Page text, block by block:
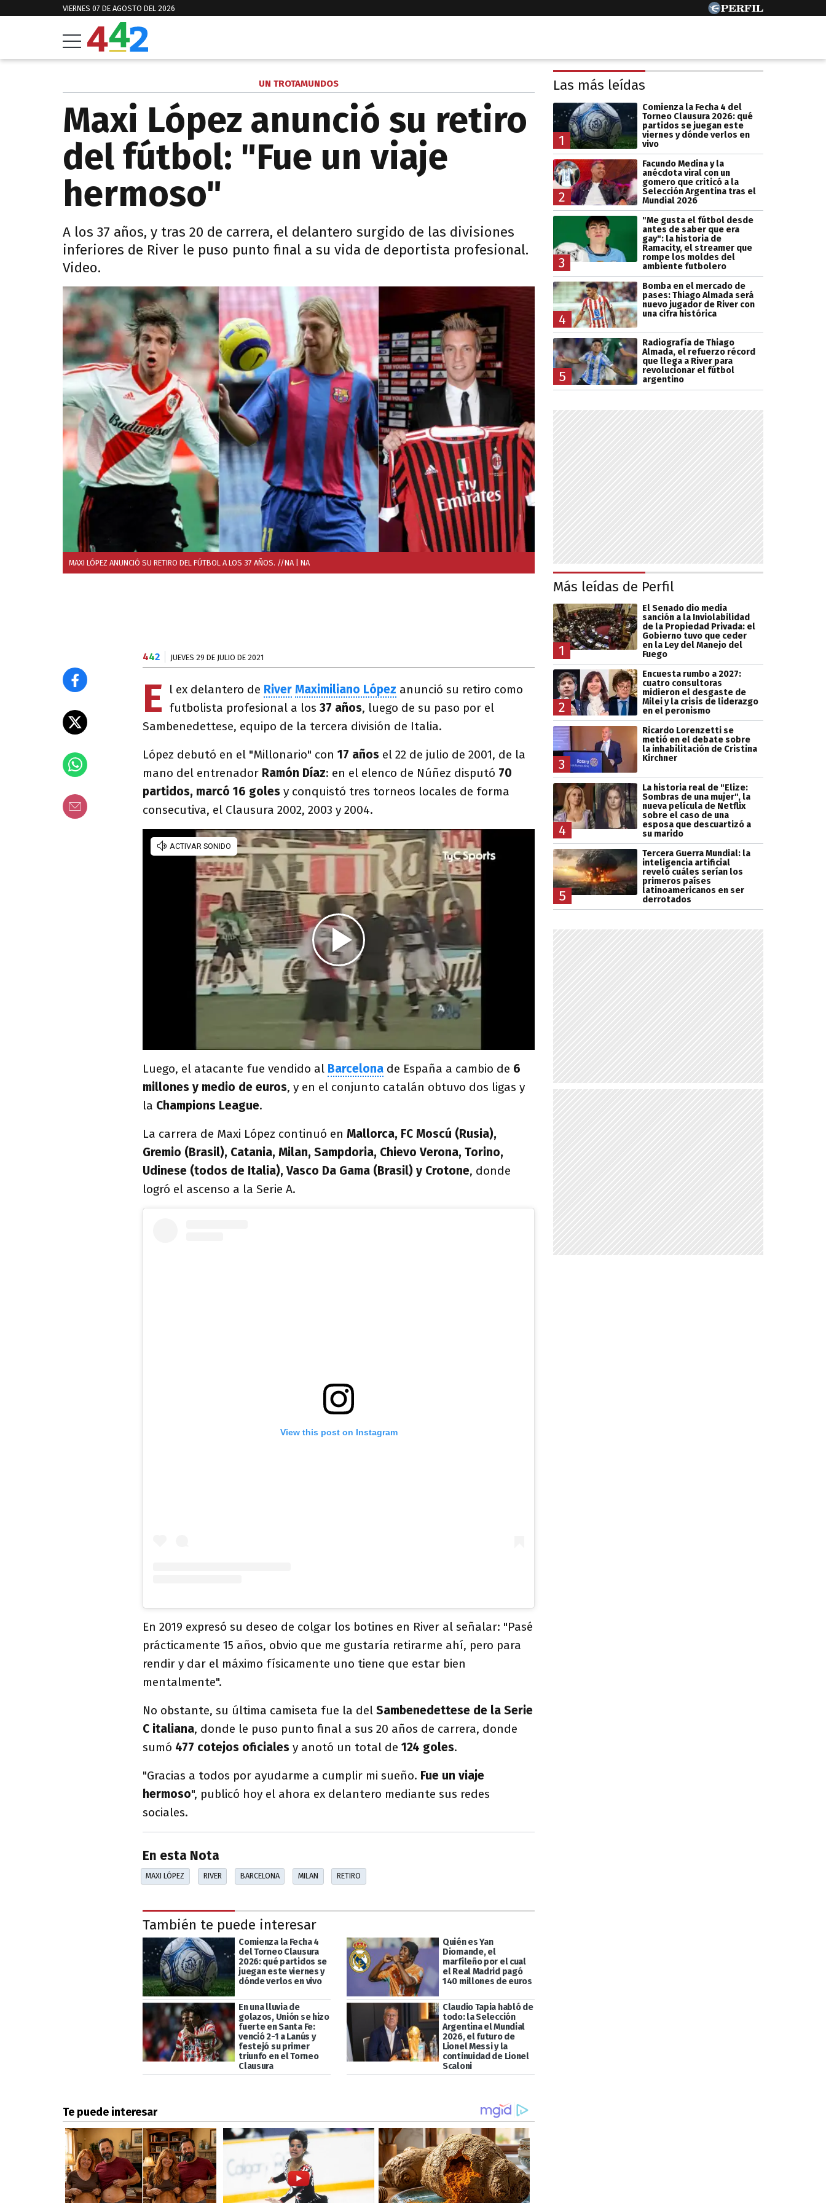
VIERNES 07 DE AGOSTO DEL 2026
UN TROTAMUNDOS
Maxi López anunció su retiro
del fútbol: "Fue un viaje
hermoso"
A los 37 años, y tras 20 de carrera, el delantero surgido de las divisiones
inferiores de River le puso punto final a su vida de deportista profesional.
Video.
MAXI LÓPEZ ANUNCIÓ SU RETIRO DEL FÚTBOL A LOS 37 AÑOS. //NA | NA
442 JUEVES 29 DE JULIO DE 2021
E l ex delantero de River Maximiliano López anunció su retiro como
futbolista profesional a los 37 años, luego de su paso por el
Sambenedettese, equipo de la tercera división de Italia.
López debutó en el "Millonario" con 17 años el 22 de julio de 2001, de la
mano del entrenador Ramón Díaz: en el elenco de Núñez disputó 70
partidos, marcó 16 goles y conquistó tres torneos locales de forma
consecutiva, el Clausura 2002, 2003 y 2004.
Luego, el atacante fue vendido al Barcelona de España a cambio de 6
millones y medio de euros, y en el conjunto catalán obtuvo dos ligas y
la Champions League.
La carrera de Maxi López continuó en Mallorca, FC Moscú (Rusia),
Gremio (Brasil), Catania, Milan, Sampdoria, Chievo Verona, Torino,
Udinese (todos de Italia), Vasco Da Gama (Brasil) y Crotone, donde
logró el ascenso a la Serie A.
View this post on Instagram
En 2019 expresó su deseo de colgar los botines en River al señalar: "Pasé
prácticamente 15 años, obvio que me gustaría retirarme ahí, pero para
rendir y dar el máximo físicamente uno tiene que estar bien
mentalmente".
No obstante, su última camiseta fue la del Sambenedettese de la Serie
C italiana, donde le puso punto final a sus 20 años de carrera, donde
sumó 477 cotejos oficiales y anotó un total de 124 goles.
"Gracias a todos por ayudarme a cumplir mi sueño. Fue un viaje
hermoso", publicó hoy el ahora ex delantero mediante sus redes
sociales.
En esta Nota
MAXI LÓPEZ RIVER BARCELONA MILAN RETIRO
También te puede interesar
Comienza la Fecha 4
del Torneo Clausura
2026: qué partidos se
juegan este viernes y
dónde verlos en vivo
Quién es Yan
Diomande, el
marfileño por el cual
el Real Madrid pagó
140 millones de euros
En una lluvia de
golazos, Unión se hizo
fuerte en Santa Fe:
venció 2-1 a Lanús y
festejó su primer
triunfo en el Torneo
Clausura
Claudio Tapia habló de
todo: la Selección
Argentina el Mundial
2026, el futuro de
Lionel Messi y la
continuidad de Lionel
Scaloni
Las más leídas
1
Comienza la Fecha 4 del
Torneo Clausura 2026: qué
partidos se juegan este
viernes y dónde verlos en
vivo
2
Facundo Medina y la
anécdota viral con un
gomero que criticó a la
Selección Argentina tras el
Mundial 2026
3
"Me gusta el fútbol desde
antes de saber que era
gay": la historia de
Ramacity, el streamer que
rompe los moldes del
ambiente futbolero
4
Bomba en el mercado de
pases: Thiago Almada será
nuevo jugador de River con
una cifra histórica
5
Radiografía de Thiago
Almada, el refuerzo récord
que llega a River para
revolucionar el fútbol
argentino
Más leídas de Perfil
1
El Senado dio media
sanción a la Inviolabilidad
de la Propiedad Privada: el
Gobierno tuvo que ceder
en la Ley del Manejo del
Fuego
2
Encuesta rumbo a 2027:
cuatro consultoras
midieron el desgaste de
Milei y la crisis de liderazgo
en el peronismo
3
Ricardo Lorenzetti se
metió en el debate sobre
la inhabilitación de Cristina
Kirchner
4
La historia real de "Elize:
Sombras de una mujer", la
nueva película de Netflix
sobre el caso de una
esposa que descuartizó a
su marido
5
Tercera Guerra Mundial: la
inteligencia artificial
reveló cuáles serían los
primeros países
latinoamericanos en ser
derrotados